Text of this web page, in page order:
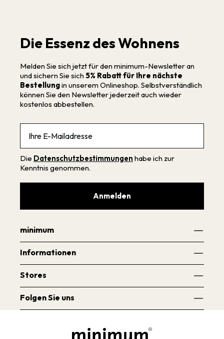
Die Essenz des Wohnens
Melden Sie sich jetzt für den minimum-Newsletter an
und sichern Sie sich 5% Rabatt für Ihre nächste
Bestellungin unserem Onlineshop. Selbstverständlich
können Sie den Newsletter jederzeit auch wieder
kostenlos abbestellen.
Die Datenschutzbestimmungen habe ich zur
Kenntnis genommen.
Anmelden
minimum
Informationen
Stores
Folgen Sie uns